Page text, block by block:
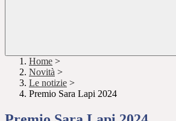
Home >
Novità >
Le notizie >
Premio Sara Lapi 2024